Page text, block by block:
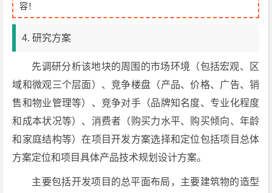
容！
4. 研究方案
先调研分析该地块的周围的市场环境（包括宏观、区
域和微观三个层面）、竞争楼盘（产品、价格、广告、销
售和物业管理等）、竞争对手（品牌知名度、专业化程度
和成本状况等）、消费者（购买力水平、购买倾向、年龄
和家庭结构等）在项目开发方案选择和定位包括项目总体
方案定位和项目具体产品技术规划设计方案。
主要包括开发项目的总平面布局，主要建筑物的造型